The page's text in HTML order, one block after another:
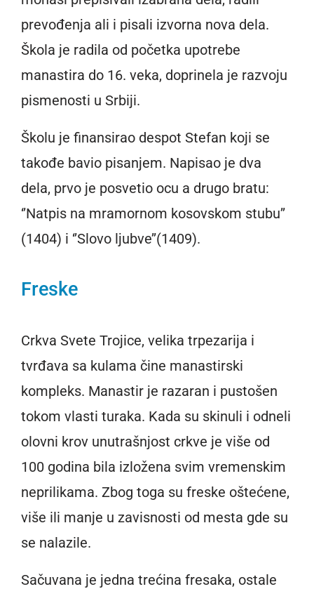
prevođenja ali i pisali izvorna nova dela.
Škola je radila od početka upotrebe
manastira do 16. veka, doprinela je razvoju
pismenosti u Srbiji.
Školu je finansirao despot Stefan koji se
takođe bavio pisanjem. Napisao je dva
dela, prvo je posvetio ocu a drugo bratu:
‘’Natpis na mramornom kosovskom stubu’’
(1404) i ‘’Slovo ljubve’’(1409).
Freske
Crkva Svete Trojice, velika trpezarija i
tvrđava sa kulama čine manastirski
kompleks. Manastir je razaran i pustošen
tokom vlasti turaka. Kada su skinuli i odneli
olovni krov unutrašnjost crkve je više od
100 godina bila izložena svim vremenskim
neprilikama. Zbog toga su freske oštećene,
više ili manje u zavisnosti od mesta gde su
se nalazile.
Sačuvana je jedna trećina fresaka, ostale